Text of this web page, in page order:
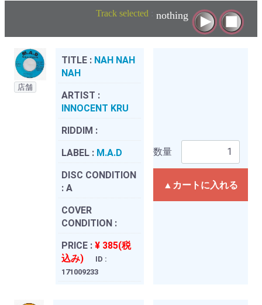
Track selected : nothing
店舗
TITLE : NAH NAH
NAH
ARTIST :
INNOCENT KRU
RIDDIM :
LABEL : M.A.D
DISC CONDITION
: A
COVER
CONDITION :
PRICE : ¥ 385(税
込み)
ID :
171009233
数量
▲カートに入れる